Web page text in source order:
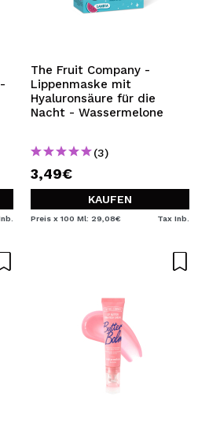
Kontos bei Maquillalia.de
tätigen, den Status Ihrer
Ihre bisherigen Vorgänge
ERSTELLEN
The Fruit Company -
Lippenmaske mit
Hyaluronsäure für die
Nacht - Wassermelone
(3)
3,49€
KAUFEN
Preis x 100 Ml: 29,08€ Tax Inb.